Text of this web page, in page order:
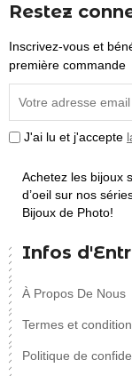
Restez
Inscrivez-vous et
première commande
J'ai lu et j'accepte
Achetez les bijoux
d’oeil sur nos
Bijoux de Photo!
Infos
À Propos De Nous
Termes et
Politique de